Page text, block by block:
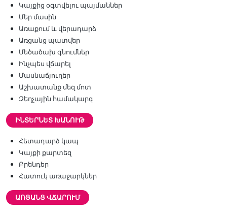
Կայքից օգտվելու պայմաններ
Մեր մասին
Առաքում և վերադարձ
Առցանց պատվեր
Մեծածախ գնումներ
Ինչպես վճարել
Մասնաճյուղեր
Աշխատանք մեզ մոտ
Զեղչային համակարգ
ԻՆՏԵՐՆԵՏ ԽԱՆՈՒԹ
Հետադարձ կապ
Կայքի քարտեզ
Բրենդեր
Հատուկ առաջարկներ
ԱՌՑԱՆՑ ՎՃԱՐՈՒՄ